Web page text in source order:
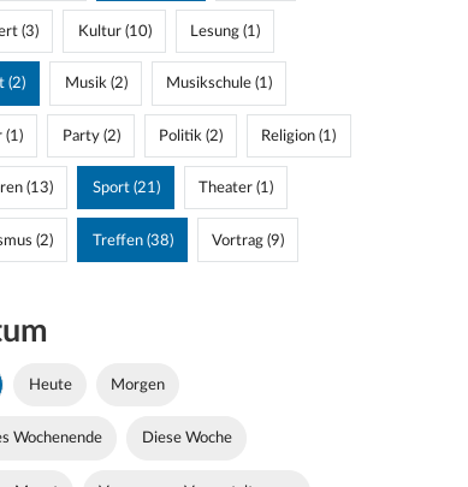
(3) Kultur (10) Lesung (1)
(2) Musik (2) Musikschule (1)
(1) Party (2) Politik (2) Religion (1)
(13) Sport (21) Theater (1)
(2) Treffen (38) Vortrag (9)
Heute Morgen
Wochenende Diese Woche